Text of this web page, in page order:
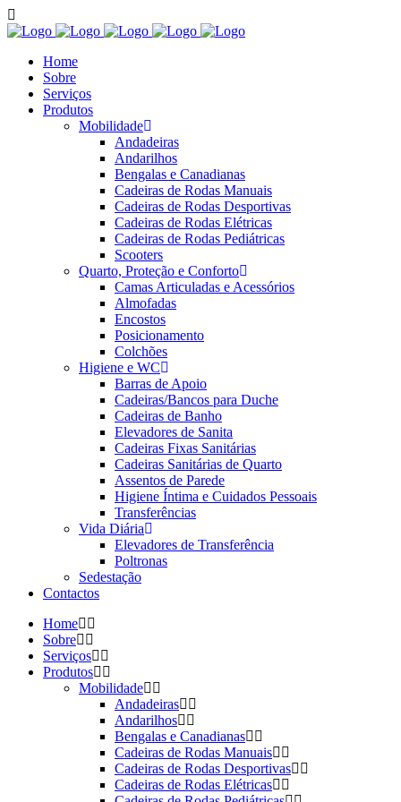
Home
Sobre
Serviços
Produtos
Mobilidade
Andadeiras
Andarilhos
Bengalas e Canadianas
Cadeiras de Rodas Manuais
Cadeiras de Rodas Desportivas
Cadeiras de Rodas Elétricas
Cadeiras de Rodas Pediátricas
Scooters
Quarto, Proteção e Conforto
Camas Articuladas e Acessórios
Almofadas
Encostos
Posicionamento
Colchões
Higiene e WC
Barras de Apoio
Cadeiras/Bancos para Duche
Cadeiras de Banho
Elevadores de Sanita
Cadeiras Fixas Sanitárias
Cadeiras Sanitárias de Quarto
Assentos de Parede
Higiene Íntima e Cuidados Pessoais
Transferências
Vida Diária
Elevadores de Transferência
Poltronas
Sedestação
Contactos
Home
Sobre
Serviços
Produtos
Mobilidade
Andadeiras
Andarilhos
Bengalas e Canadianas
Cadeiras de Rodas Manuais
Cadeiras de Rodas Desportivas
Cadeiras de Rodas Elétricas